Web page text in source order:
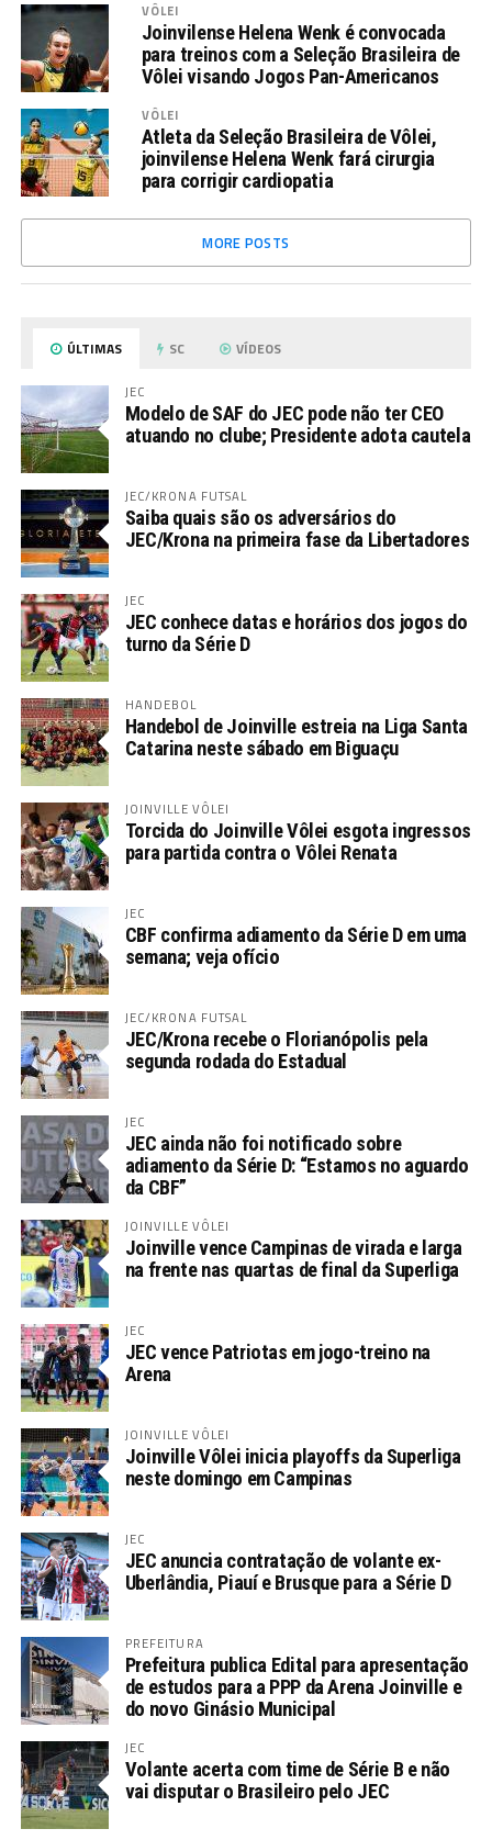
VÔLEI
Joinvilense Helena Wenk é convocada
para treinos com a Seleção Brasileira de
Vôlei visando Jogos Pan-Americanos
VÔLEI
Atleta da Seleção Brasileira de Vôlei,
joinvilense Helena Wenk fará cirurgia
para corrigir cardiopatia
MORE POSTS
ÚLTIMAS SC VÍDEOS
JEC
Modelo de SAF do JEC pode não ter CEO
atuando no clube; Presidente adota cautela
JEC/KRONA FUTSAL
Saiba quais são os adversários do
JEC/Krona na primeira fase da Libertadores
JEC
JEC conhece datas e horários dos jogos do
turno da Série D
HANDEBOL
Handebol de Joinville estreia na Liga Santa
Catarina neste sábado em Biguaçu
JOINVILLE VÔLEI
Torcida do Joinville Vôlei esgota ingressos
para partida contra o Vôlei Renata
JEC
CBF confirma adiamento da Série D em uma
semana; veja ofício
JEC/KRONA FUTSAL
JEC/Krona recebe o Florianópolis pela
segunda rodada do Estadual
JEC
JEC ainda não foi notificado sobre
adiamento da Série D: “Estamos no aguardo
da CBF”
JOINVILLE VÔLEI
Joinville vence Campinas de virada e larga
na frente nas quartas de final da Superliga
JEC
JEC vence Patriotas em jogo-treino na
Arena
JOINVILLE VÔLEI
Joinville Vôlei inicia playoffs da Superliga
neste domingo em Campinas
JEC
JEC anuncia contratação de volante ex-
Uberlândia, Piauí e Brusque para a Série D
PREFEITURA
Prefeitura publica Edital para apresentação
de estudos para a PPP da Arena Joinville e
do novo Ginásio Municipal
JEC
Volante acerta com time de Série B e não
vai disputar o Brasileiro pelo JEC